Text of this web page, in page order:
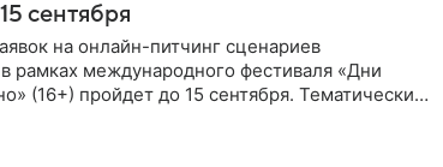
сентября
на онлайн-питчинг сценариев
рамках международного фестиваля «Дни
(16+) пройдет до 15 сентября. Тематически